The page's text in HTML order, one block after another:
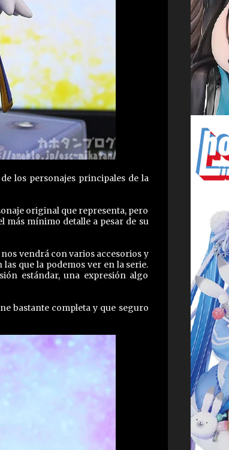
los personajes principales de la
original que representa, pero
más mínimo detalle a pesar de su
vendrá con varios accesorios y
que la podemos ver en la serie.
estándar, una expresión algo
bastante completa y que seguro